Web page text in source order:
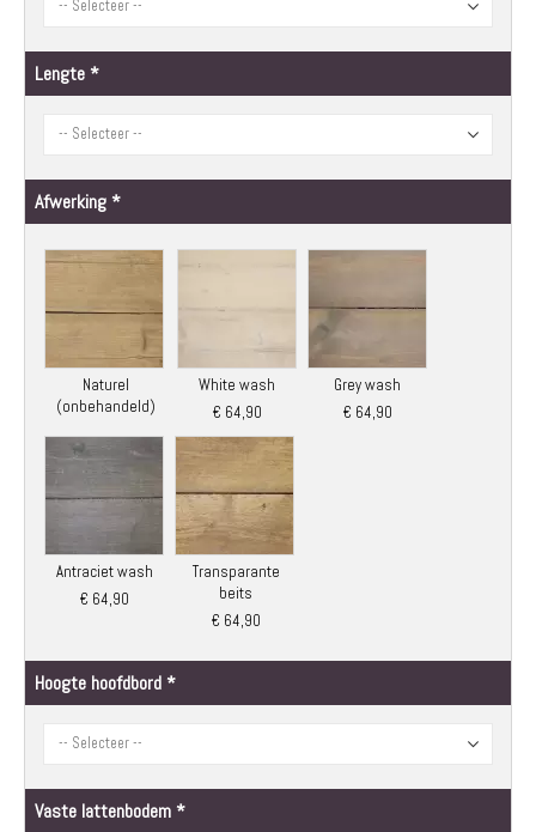
Lengte
Afwerking
Naturel
(onbehandeld)
White wash
€ 64,90
Grey wash
€ 64,90
Antraciet wash
€ 64,90
Transparante
beits
€ 64,90
Hoogte hoofdbord
Vaste lattenbodem